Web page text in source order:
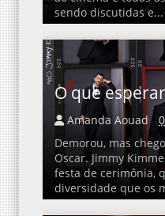
sendo discutidas e...
O que
Amanda Aouad
Demorou, mas
Oscar. Jimmy
festa de cerimônia,
diversidade que os